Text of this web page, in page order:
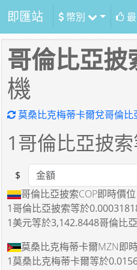
即匯站 幣別 最
哥倫比亞披
機
莫桑比克梅蒂卡爾兌哥倫比
1哥倫比亞披
Amount
$
哥倫比亞披索COP即時價
1哥倫比亞披索等於
1美元等於3,142.8448哥倫比
莫桑比克梅蒂卡爾MZN即
1莫桑比克梅蒂卡爾等於